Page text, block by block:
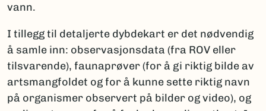
vann.
I tillegg til detaljerte dybdekart er det nødvendig
å samle inn: observasjonsdata (fra ROV eller
tilsvarende), faunaprøver (for å gi riktig bilde av
artsmangfoldet og for å kunne sette riktig navn
på organismer observert på bilder og video), og